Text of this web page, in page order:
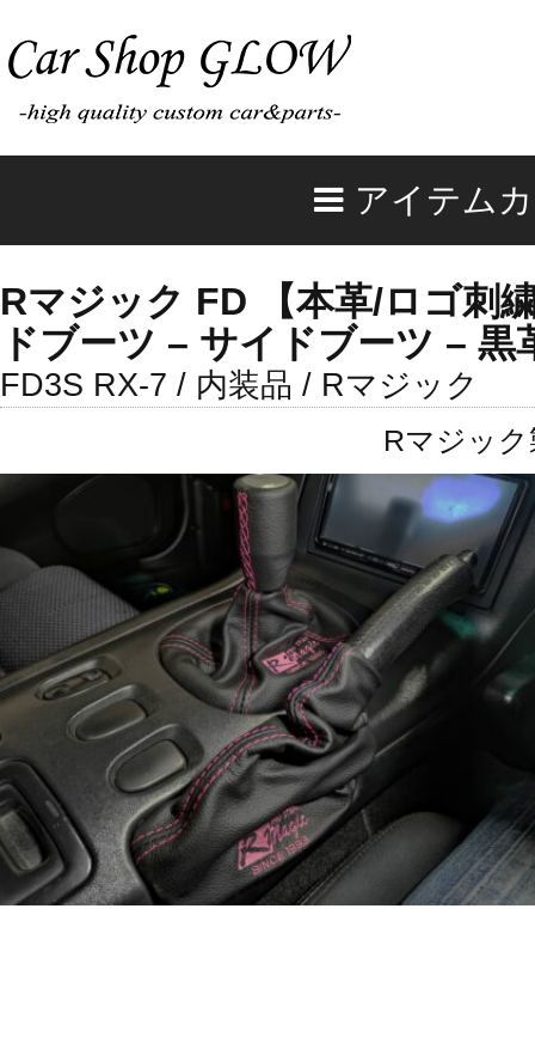
アイテム
Rマジック FD 【本革/ロゴ刺
ドブーツ – サイドブーツ – 黒
FD3S RX-7 / 内装品 / Rマジック
Rマジッ